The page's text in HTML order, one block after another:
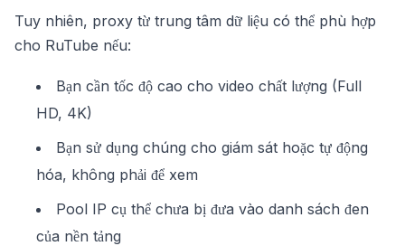
Tuy nhiên, proxy từ trung tâm dữ liệu có thể phù hợp
cho RuTube nếu:
Bạn cần tốc độ cao cho video chất lượng (Full
HD, 4K)
Bạn sử dụng chúng cho giám sát hoặc tự động
hóa, không phải để xem
Pool IP cụ thể chưa bị đưa vào danh sách đen
của nền tảng